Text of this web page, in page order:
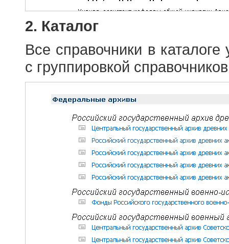
2. Каталог
Все справочники в
с группировкой